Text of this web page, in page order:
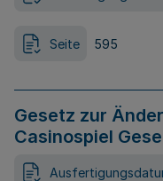
Seite 595
Gesetz zur
Casinospiel